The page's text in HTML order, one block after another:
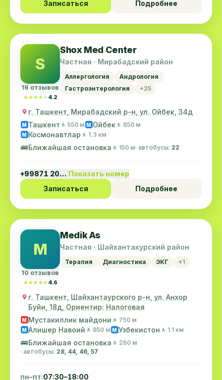
Записаться Подробнее
S
16 отзывов
★★★★★
★★★★★ 4.2
Shox Med Center
Частная · Мирабадский район
Аллергология
Андрология
Гастроэнтерология
+25
г. Ташкент, Мирабадский р-н, ул. Ойбек, 34д
M Ташкент 🚶 550 м M Ойбек 🚶 850 м
M Космонавтлар 🚶 1.3 км
🚌Ближайшая остановка 🚶 150 м· автобусы: 22
+99871 20… Показать номер
Записаться
Подробнее
M
10 отзывов
★★★★★
★★★★★ 4.6
Medik As
Частная · Шайхантахурский район
Терапия Диагностика ЭКГ +1
г. Ташкент, Шайхантаурского р-н, ул. Анхор
Буйи, 18д, Ориентир: Налоговая
M Мустакиллик майдони 🚶 750 м
M Алишер Навоий 🚶 850 м M Узбекистон 🚶 1.1 км
🚌Ближайшая остановка 🚶 260 м
· автобусы: 28, 44, 46, 57
пн–пт:07:30–18:00